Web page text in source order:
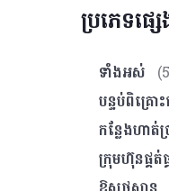
ប្រភេទផ្ស
ទាំងអស់
បន្ទប់ពិគ្រោះ​
កន្លែងហាត់
ក្រុមហ៊ុនផ្គត់